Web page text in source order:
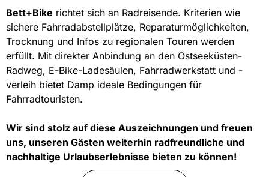
Bett+Bike richtet sich an Radreisende. Kriterien wie
sichere Fahrradabstellplätze, Reparaturmöglichkeiten,
Trocknung und Infos zu regionalen Touren werden
erfüllt. Mit direkter Anbindung an den Ostseeküsten-
Radweg, E-Bike-Ladesäulen, Fahrradwerkstatt und -
verleih bietet Damp ideale Bedingungen für
Fahrradtouristen.
Wir sind stolz auf diese Auszeichnungen und freuen
uns, unseren Gästen weiterhin radfreundliche und
nachhaltige Urlaubserlebnisse bieten zu können!